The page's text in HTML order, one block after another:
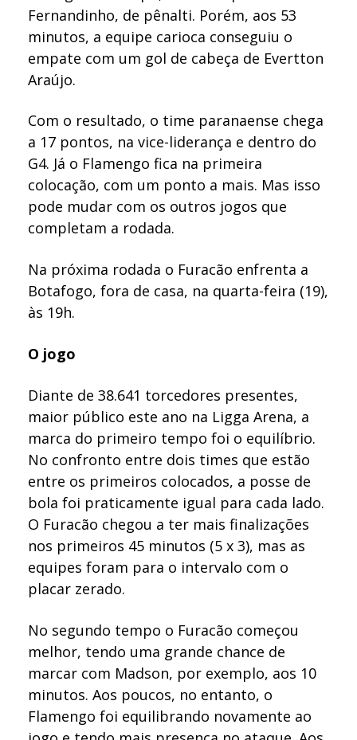
Fernandinho, de pênalti. Porém, aos 53
minutos, a equipe carioca conseguiu o
empate com um gol de cabeça de Evertton
Araújo.
Com o resultado, o time paranaense chega
a 17 pontos, na vice-liderança e dentro do
G4. Já o Flamengo fica na primeira
colocação, com um ponto a mais. Mas isso
pode mudar com os outros jogos que
completam a rodada.
Na próxima rodada o Furacão enfrenta a
Botafogo, fora de casa, na quarta-feira (19),
às 19h.
O jogo
Diante de 38.641 torcedores presentes,
maior público este ano na Ligga Arena, a
marca do primeiro tempo foi o equilíbrio.
No confronto entre dois times que estão
entre os primeiros colocados, a posse de
bola foi praticamente igual para cada lado.
O Furacão chegou a ter mais finalizações
nos primeiros 45 minutos (5 x 3), mas as
equipes foram para o intervalo com o
placar zerado.
No segundo tempo o Furacão começou
melhor, tendo uma grande chance de
marcar com Madson, por exemplo, aos 10
minutos.Aos poucos, no entanto, o
Flamengo foi equilibrando novamente ao